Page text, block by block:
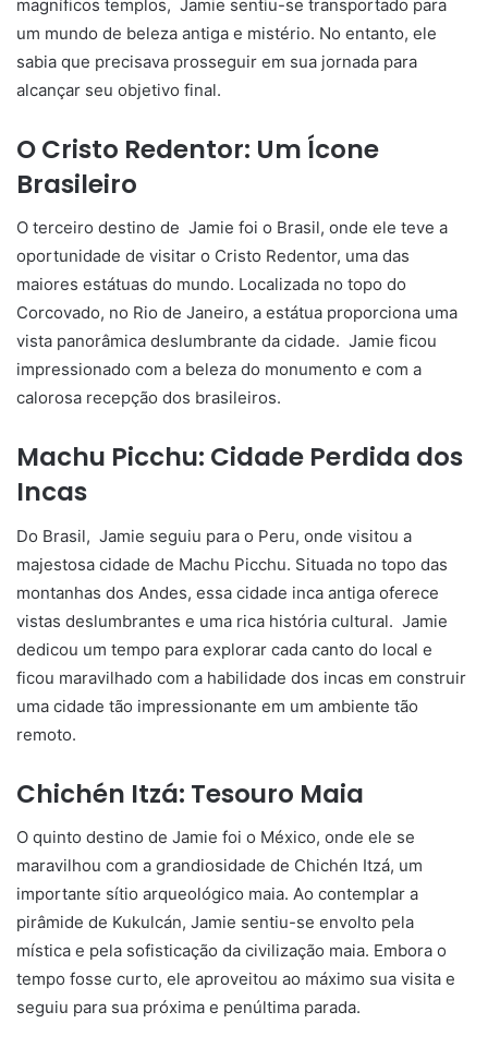
magníficos templos, Jamie sentiu-se transportado para
um mundo de beleza antiga e mistério. No entanto, ele
sabia que precisava prosseguir em sua jornada para
alcançar seu objetivo final.
O Cristo Redentor: Um Ícone
Brasileiro
O terceiro destino de Jamie foi o Brasil, onde ele teve a
oportunidade de visitar o Cristo Redentor, uma das
maiores estátuas do mundo. Localizada no topo do
Corcovado, no Rio de Janeiro, a estátua proporciona uma
vista panorâmica deslumbrante da cidade. Jamie ficou
impressionado com a beleza do monumento e com a
calorosa recepção dos brasileiros.
Machu Picchu: Cidade Perdida dos
Incas
Do Brasil, Jamie seguiu para o Peru, onde visitou a
majestosa cidade de Machu Picchu. Situada no topo das
montanhas dos Andes, essa cidade inca antiga oferece
vistas deslumbrantes e uma rica história cultural. Jamie
dedicou um tempo para explorar cada canto do local e
ficou maravilhado com a habilidade dos incas em construir
uma cidade tão impressionante em um ambiente tão
remoto.
Chichén Itzá: Tesouro Maia
O quinto destino de Jamie foi o México, onde ele se
maravilhou com a grandiosidade de Chichén Itzá, um
importante sítio arqueológico maia. Ao contemplar a
pirâmide de Kukulcán, Jamie sentiu-se envolto pela
mística e pela sofisticação da civilização maia. Embora o
tempo fosse curto, ele aproveitou ao máximo sua visita e
seguiu para sua próxima e penúltima parada.